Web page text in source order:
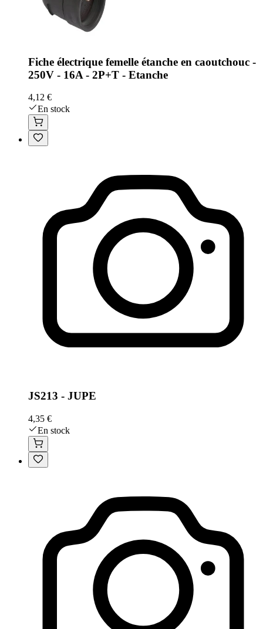
Fiche électrique femelle étanche en caoutchouc -
250V - 16A - 2P+T - Etanche
4,12 €
En stock
JS213 - JUPE
4,35 €
En stock